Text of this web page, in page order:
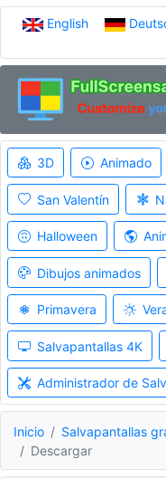
English
3D Animado
San Valentín
Halloween
Dibujos animados
Primavera
Salvapantallas 4K
Administrador de
Inicio Salvapantallas
Descargar